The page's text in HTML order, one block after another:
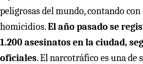
peligrosas del mundo, contando con
homicidios.El año pasado se
1.200 asesinatos en la ciudad,
oficiales. El narcotráfico es una de